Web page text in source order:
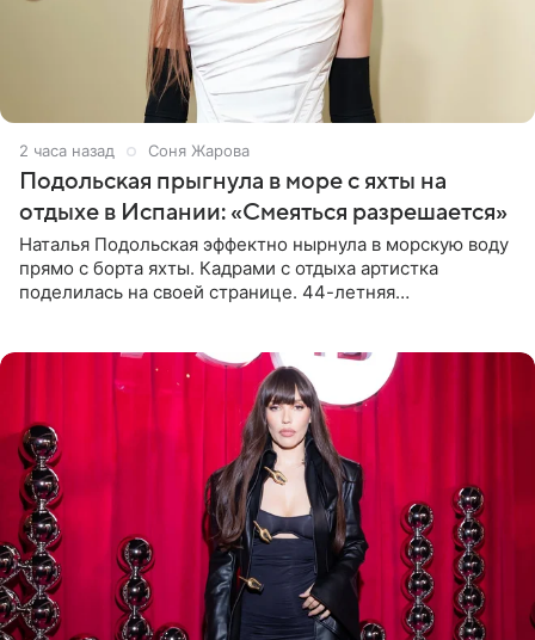
2 часа назад Соня Жарова
Подольская прыгнула в море с яхты на
отдыхе в Испании: «Смеяться разрешается»
Наталья Подольская эффектно нырнула в морскую воду
прямо с борта яхты. Кадрами с отдыха артистка
поделилась на своей странице. 44-летняя